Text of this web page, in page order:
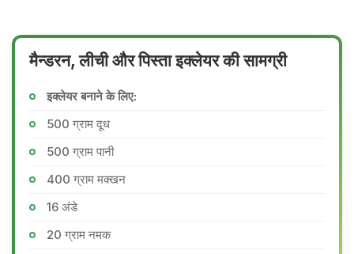
मैन्डरन, लीची और पिस्ता इक्लेयर की सामग्री
इक्लेयर बनाने के लिए:
500 ग्राम दूध
500 ग्राम पानी
400 ग्राम मक्खन
16 अंडे
20 ग्राम नमक